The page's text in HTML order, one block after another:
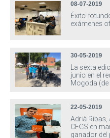
08-07-2019
Éxito
exámenes
30-05-2019
La sexta
junio en el
Mogoda (de
22-05-2019
Adrià
CFGS en
ganador del